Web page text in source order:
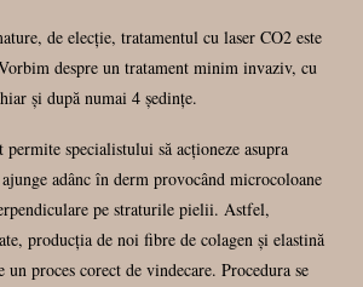
de elecție, tratamentul cu laser CO2 este
despre un tratament minim invaziv, cu
și după numai 4 ședințe.
specialistului să acționeze asupra
adânc în derm provocând microcoloane
pe straturile pielii. Astfel,
producția de noi fibre de colagen și elastină
un proces corect de vindecare. Procedura se